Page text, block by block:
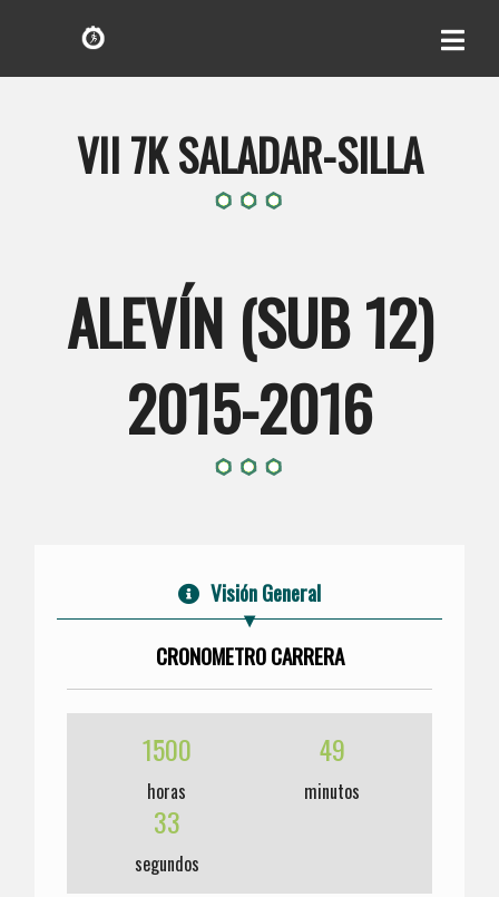
VII 7K SALADAR-SILLA
ALEVÍN (SUB 12)
2015-2016
Visión General
CRONOMETRO CARRERA
1500
horas
49
minutos
33
segundos